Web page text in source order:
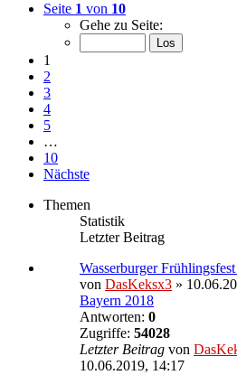
Seite 1 von 10
Gehe zu Seite:
1
2
3
4
5
…
10
Nächste
Themen
Statistik
Letzter Beitrag
Wasserburger
von DasKeksx3 »
Bayern 2018
Antworten: 0
Zugriffe: 54028
Letzter Beitrag von
10.06.2019, 14:17